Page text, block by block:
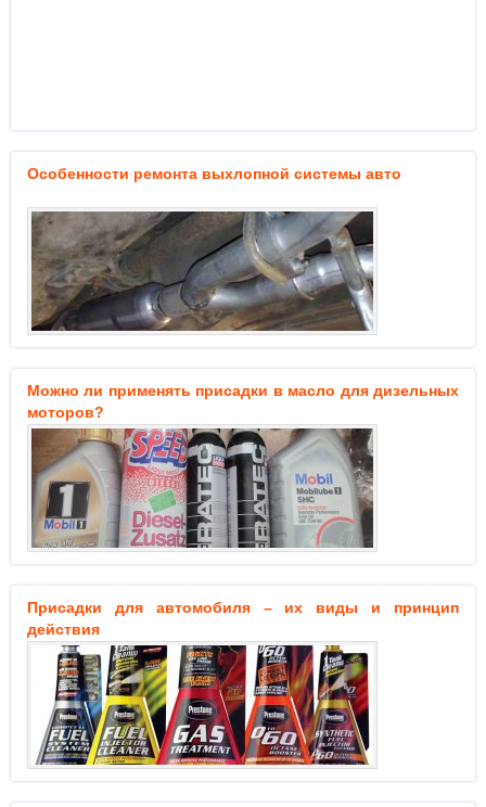
Особенности ремонта выхлопной системы авто
Можно ли применять присадки в масло для дизельных
моторов?
Присадки для автомобиля – их виды и принцип
действия